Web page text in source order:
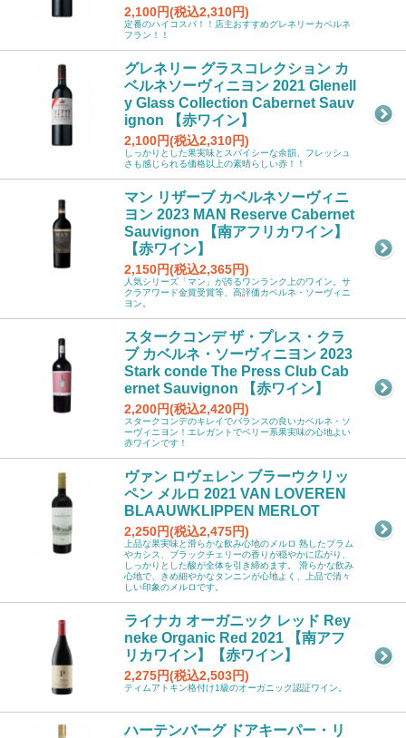
2,100円(税込2,310円)
定番のハイコスパ！！店主おすすめグレネリーカベルネ
フラン！！
グレネリー グラスコレクション カ
ベルネソーヴィニヨン 2021 Glenell
y Glass Collection Cabernet Sauv
ignon 【赤ワイン】
2,100円(税込2,310円)
しっかりとした果実味とスパイシーな余韻、フレッシュ
さも感じられる価格以上の素晴らしい赤！！
マン リザーブ カベルネソーヴィニ
ヨン 2023 MAN Reserve Cabernet
Sauvignon 【南アフリカワイン】
【赤ワイン】
2,150円(税込2,365円)
人気シリーズ「マン」が誇るワンランク上のワイン。サ
クラアワード金賞受賞等、高評価カベルネ・ソーヴィニ
ヨン。
スタークコンデ ザ・プレス・クラ
ブ カベルネ・ソーヴィニヨン 2023
Stark conde The Press Club Cab
ernet Sauvignon 【赤ワイン】
2,200円(税込2,420円)
スタークコンデのキレイでバランスの良いカベルネ・ソ
ーヴィニヨン！エレガントでベリー系果実味の心地よい
赤ワインです！
ヴァン ロヴェレン ブラーウクリッ
ペン メルロ 2021 VAN LOVEREN
BLAAUWKLIPPEN MERLOT
2,250円(税込2,475円)
上品な果実味と滑らかな飲み心地のメルロ 熟したプラム
やカシス、ブラックチェリーの香りが穏やかに広がり、
しっかりとした酸が全体を引き締めます。 滑らかな飲み
心地で、きめ細やかなタンニンが心地よく、上品で清々
しい印象のメルロです。
ライナカ オーガニック レッド Rey
neke Organic Red 2021 【南アフ
リカワイン】【赤ワイン】
2,275円(税込2,503円)
ティムアトキン格付け1級のオーガニック認証ワイン。
ハーテンバーグ ドアキーパー・リ